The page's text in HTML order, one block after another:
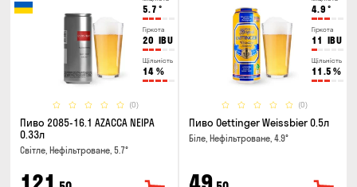
5.7 °
Гіркота
20 IBU
Щільність
14 %
(0)
Пиво 2085-16.1 AZACCA NEIPA
0.33л
Світле, Нефільтроване, 5.7°
4.9 °
Гіркота
11 IBU
Щільність
11.5 %
(0)
Пиво Oettinger Weissbier 0.5л
Біле, Нефільтроване, 4.9°